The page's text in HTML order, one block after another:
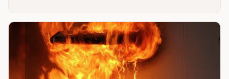
strømsparingstips